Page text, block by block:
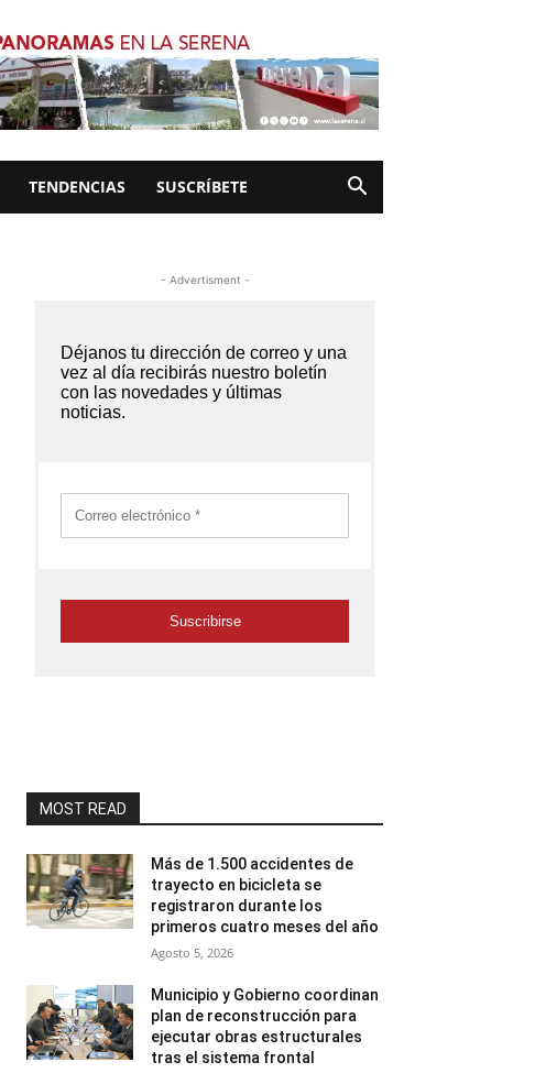
TENDENCIAS SUSCRÍBETE
- Advertisment -
MOST READ
Más de 1.500 accidentes de
trayecto en bicicleta se
registraron durante los
primeros cuatro meses del año
Agosto 5, 2026
Municipio y Gobierno coordinan
plan de reconstrucción para
ejecutar obras estructurales
tras el sistema frontal